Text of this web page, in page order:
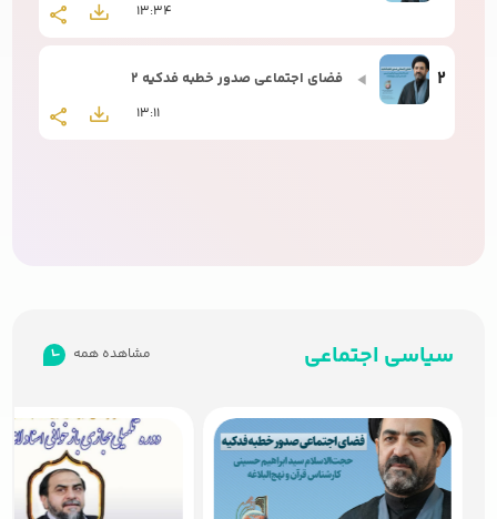
13:34
2 فضای اجتماعی صدور خطبه فدکیه 2
13:11
سیاسی اجتماعی مشاهده همه